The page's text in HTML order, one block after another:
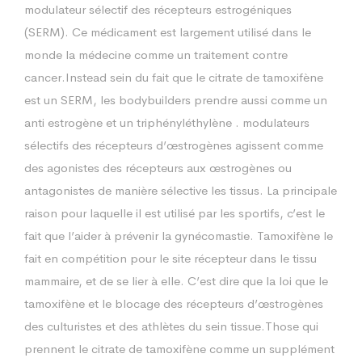
modulateur sélectif des récepteurs estrogéniques
(SERM). Ce médicament est largement utilisé dans le
monde la médecine comme un traitement contre
cancer.Instead sein du fait que le citrate de tamoxifène
est un SERM, les bodybuilders prendre aussi comme un
anti estrogène et un triphényléthylène . modulateurs
sélectifs des récepteurs d’œstrogènes agissent comme
des agonistes des récepteurs aux œstrogènes ou
antagonistes de manière sélective les tissus. La principale
raison pour laquelle il est utilisé par les sportifs, c’est le
fait que l’aider à prévenir la gynécomastie. Tamoxifène le
fait en compétition pour le site récepteur dans le tissu
mammaire, et de se lier à elle. C’est dire que la loi que le
tamoxifène et le blocage des récepteurs d’œstrogènes
des culturistes et des athlètes du sein tissue.Those qui
prennent le citrate de tamoxifène comme un supplément